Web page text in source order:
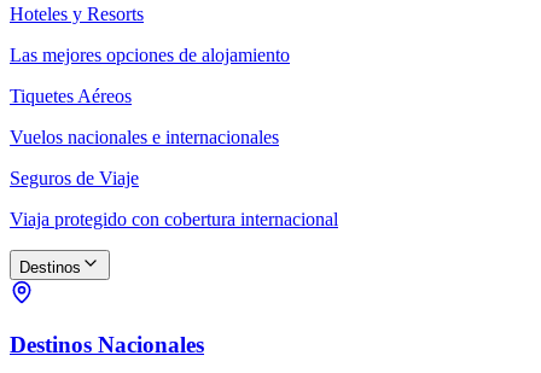
Hoteles y Resorts
Las mejores opciones de alojamiento
Tiquetes Aéreos
Vuelos nacionales e internacionales
Seguros de Viaje
Viaja protegido con cobertura internacional
Destinos
Destinos Nacionales